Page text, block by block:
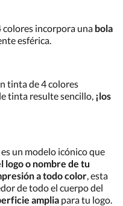
colores incorpora una bola
esférica.
tinta de 4 colores
tinta resulte sencillo, ¡los
un modelo icónico que
logo o nombre de tu
a todo color, esta
de todo el cuerpo del
amplia para tu logo.